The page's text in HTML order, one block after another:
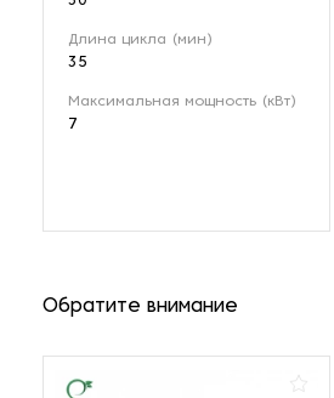
Длина цикла (мин)
35
Максимальная мощность (кВт)
7
Обратите внимание